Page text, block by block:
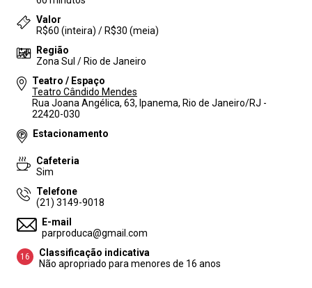
Valor
R$60 (inteira) / R$30 (meia)
Região
Zona Sul / Rio de Janeiro
Teatro / Espaço
Teatro Cândido Mendes
Rua Joana Angélica, 63, Ipanema, Rio de Janeiro/RJ -
22420-030
Estacionamento
Cafeteria
Sim
Telefone
(21) 3149-9018
E-mail
parproduca@gmail.com
16
Classificação indicativa
Não apropriado para menores de 16 anos